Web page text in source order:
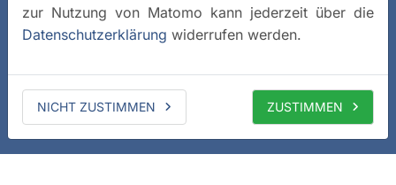
zur Nutzung von Matomo kann jederzeit über die
Datenschutzerklärung widerrufen werden.
NICHT ZUSTIMMEN ZUSTIMMEN